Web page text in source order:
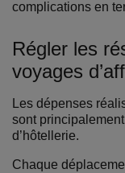
complications en
Régler les
voyages
Les dépenses
sont
d’hôtellerie.
Chaque